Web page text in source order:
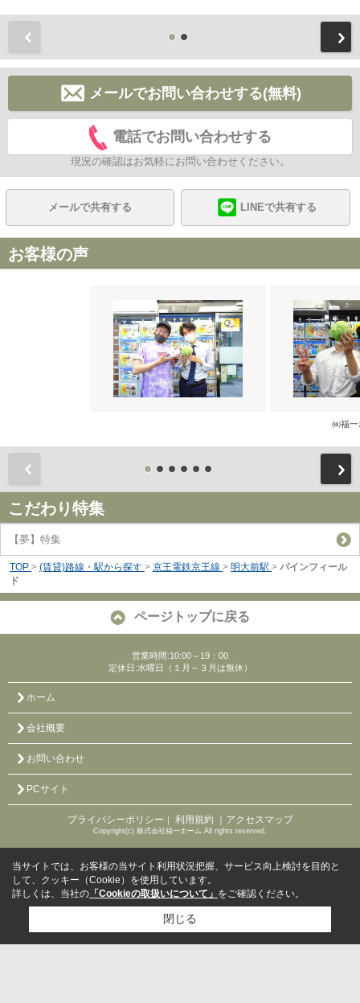
メールでお問い合わせする(無料)
電話でお問い合わせする
現況の確認はお気軽にお問い合わせください。
メールで共有する LINEで共有する
お客様の声
㈱福一
こだわり特集
【夢】特集
TOP > (賃貸)路線・駅から探す > 京王電鉄京王線 > 明大前駅 > パインフィール
ド
ページトップに戻る
営業時間:10:00～19：00
定休日:水曜日（１月～３月は無休）
ホーム
会社概要
お問い合わせ
PCサイト
プライバシーポリシー ｜ 利用規約 ｜アクセスマップ
Copyright(c) 株式会社福一ホーム All rights reserved.
当サイトでは、お客様の当サイト利用状況把握、サービス向上検討を目的と
して、クッキー（Cookie）を使用しています。
詳しくは、当社の 「Cookieの取扱いについて」 をご確認ください。
閉じる